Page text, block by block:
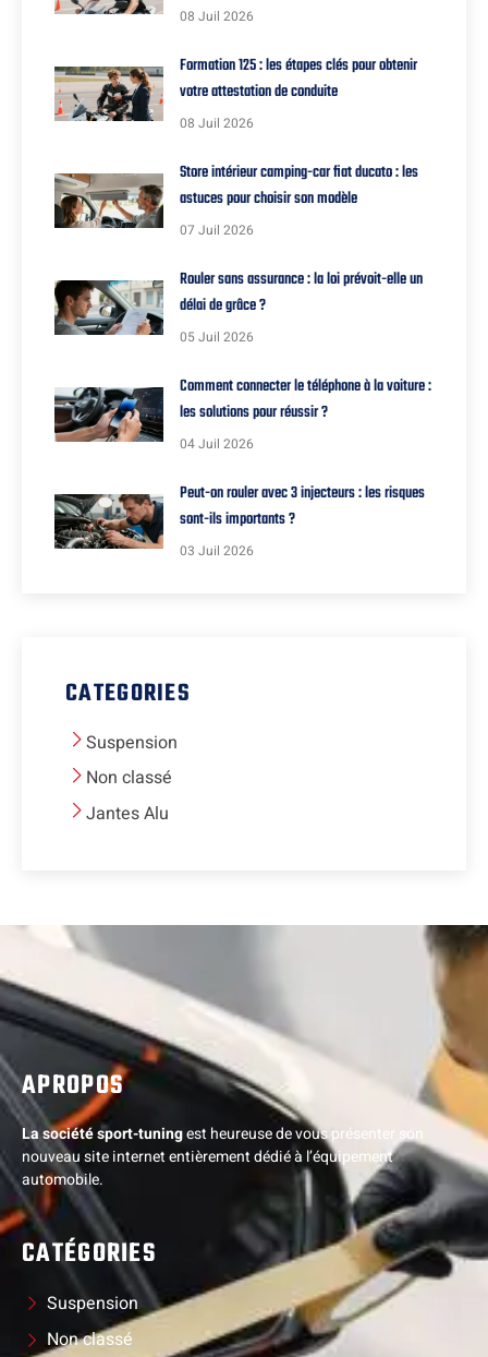
08 Juil 2026
Formation 125 : les étapes clés pour obtenir
votre attestation de conduite
08 Juil 2026
Store intérieur camping-car fiat ducato : les
astuces pour choisir son modèle
07 Juil 2026
Rouler sans assurance : la loi prévoit-elle un
délai de grâce ?
05 Juil 2026
Comment connecter le téléphone à la voiture :
les solutions pour réussir ?
04 Juil 2026
Peut-on rouler avec 3 injecteurs : les risques
sont-ils importants ?
03 Juil 2026
CATEGORIES
Suspension
Non classé
Jantes Alu
APROPOS
La société sport-tuningest heureuse de vous présenter son
nouveau site internet entièrement dédié à l’équipement
automobile.
CATÉGORIES
Suspension
Non classé